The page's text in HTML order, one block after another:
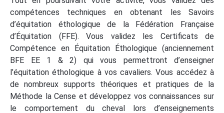
compétences techniques en obtenant les Savoirs
d’équitation éthologique de la Fédération Française
d’Équitation (FFE). Vous validez les Certificats de
Compétence en Équitation Éthologique (anciennement
BFE EE 1 & 2) qui vous permettront d’enseigner
l’équitation éthologique à vos cavaliers. Vous accédez à
de nombreux supports théoriques et pratiques de la
Méthode la Cense et développez vos connaissances sur
le comportement du cheval lors d’enseignements